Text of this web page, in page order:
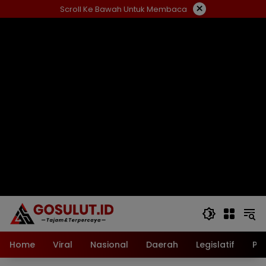
ke
Scroll Ke Bawah Untuk Membaca ×
Home Viral Nasional Daerah Legislatif